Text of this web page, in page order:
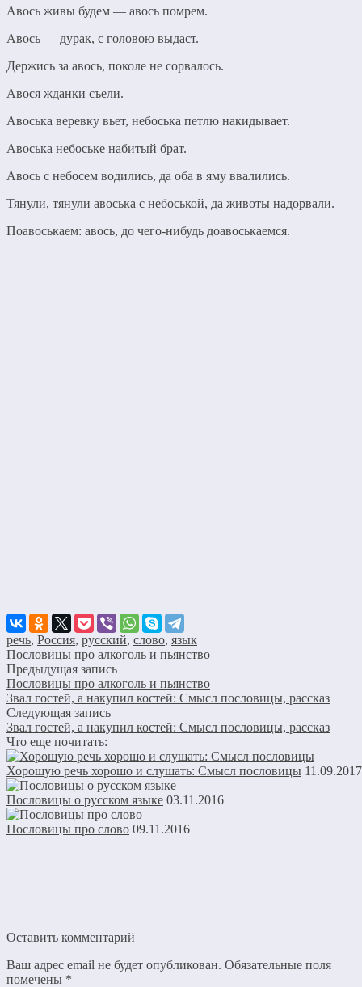
Авось живы будем — авось помрем.
Авось — дурак, с головою выдаст.
Держись за авось, поколе не сорвалось.
Авося жданки съели.
Авоська веревку вьет, небоська петлю накидывает.
Авоська небоське набитый брат.
Авось с небосем водились, да оба в яму ввалились.
Тянули, тянули авоська с небоськой, да животы надорвали.
Поавоськаем: авось, до чего-нибудь доавоськаемся.
речь, Россия, русский, слово, язык
Пословицы про алкоголь и пьянство
Предыдущая запись
Пословицы про алкоголь и пьянство
Звал гостей, а накупил костей: Смысл пословицы, рассказ
Следующая запись
Звал гостей, а накупил костей: Смысл пословицы, рассказ
Что еще почитать:
Хорошую речь хорошо и слушать: Смысл пословицы 11.09.2017
Пословицы о русском языке 03.11.2016
Пословицы про слово 09.11.2016
Оставить комментарий
Ваш адрес email не будет опубликован. Обязательные поля
помечены *